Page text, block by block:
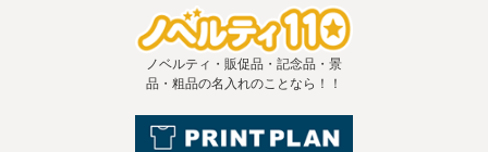
ノベルティ・販促品・記念品・景
品・粗品の名入れのことなら！！